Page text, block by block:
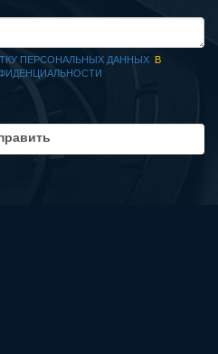
ПЕРСОНАЛЬНЫХ ДАННЫХ В